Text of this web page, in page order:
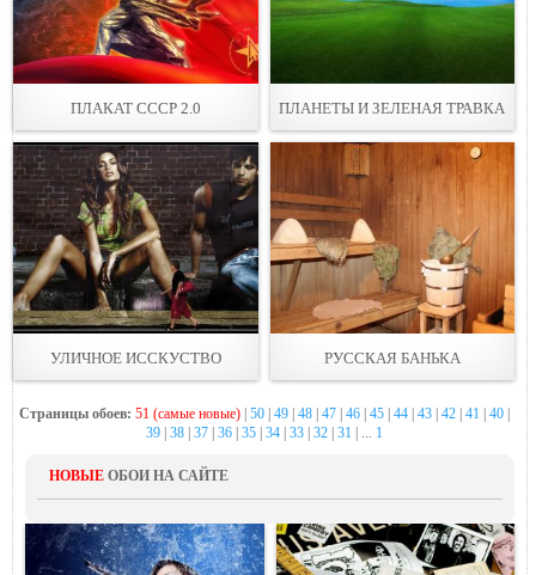
ПЛАКАТ СССР 2.0 ПЛАНЕТЫ И ЗЕЛЕНАЯ ТРАВКА
УЛИЧНОЕ ИССКУСТВО РУССКАЯ БАНЬКА
Страницы обоев: 51 (самые новые)| 50| 49| 48| 47| 46| 45| 44| 43| 42| 41 40|
39| 38| 37| 36| 35| 34| 33| 32| 31 | ... 1
НОВЫЕ ОБОИ НА САЙТЕ